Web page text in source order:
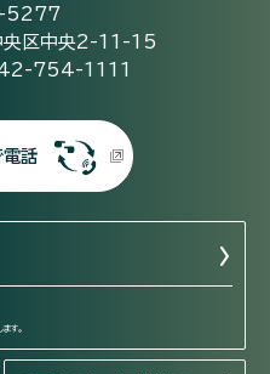
5277
央区中央2-11-15
754-1111
電話
す。